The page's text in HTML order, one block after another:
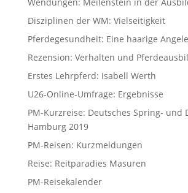
Disziplinen der WM: Vielseitigkeit
Pferdegesundheit: Eine haarige
Rezension: Verhalten und
Erstes Lehrpferd: Isabell Werth
U26-Online-Umfrage: Ergebnisse
PM-Kurzreise: Deutsches Spring- und
Hamburg 2019
PM-Reisen: Kurzmeldungen
Reise: Reitparadies Masuren
PM-Reisekalender